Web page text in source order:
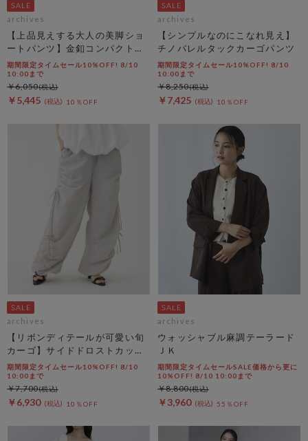
archives
【上品見えする大人の美脚ショ
ートパンツ】金釦コンパクトシ
ョートパンツ
期間限定タイムセール10%OFF! 8/10
10:00まで
￥5,445 10％OFF
￥6,050
archives
【シンプルなのにこなれ見え】
チノバレルタックカーゴパンツ
期間限定タイムセール10%OFF! 8/10
10:00まで
￥7,425 10％OFF
￥8,250
archives
【リボンディテールが可愛い旬
カーゴ】サイドドロストカット
リボンカーゴＰＴ
期間限定タイムセール10%OFF! 8/10
10:00まで
￥6,930 10％OFF
￥7,700
archives
ウォッシャブル麻調テーラード
ＪＫ
期間限定タイムセールSALE価格から更に
10%OFF! 8/10 10:00まで
￥3,960 55％OFF
￥8,800